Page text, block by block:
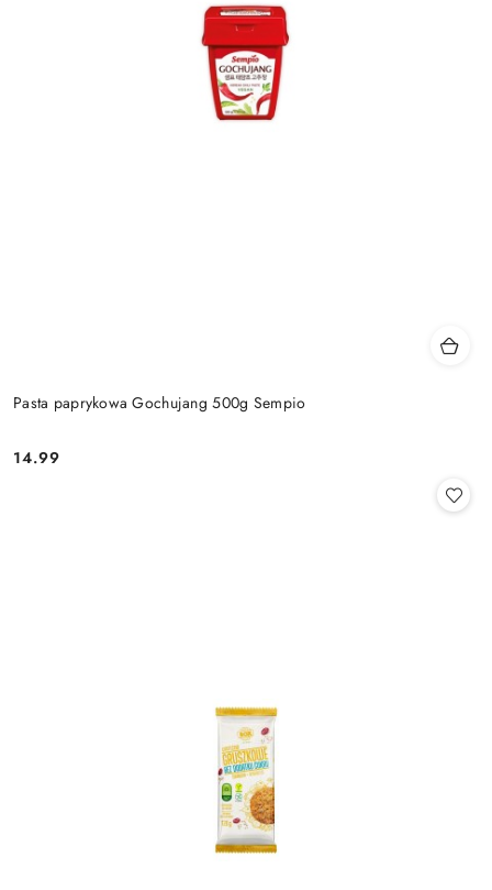
Pasta paprykowa Gochujang 500g Sempio
Cena:
14.99